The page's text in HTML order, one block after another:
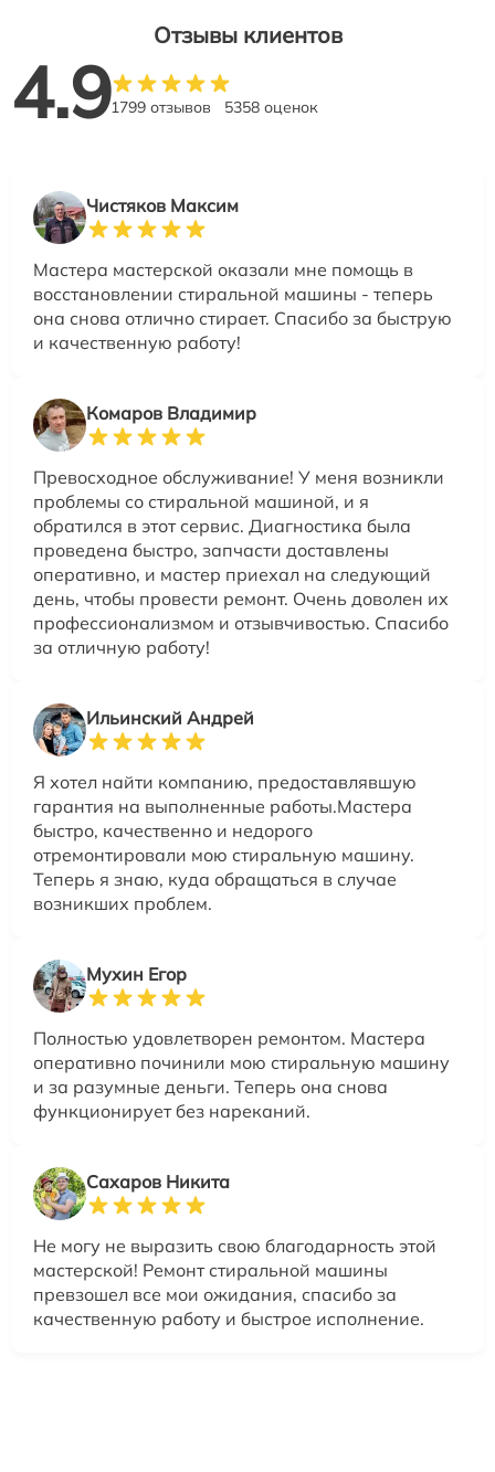
Отзывы клиентов
4.91799 отзывов 5358 оценок
Чистяков Максим
Мастера мастерской оказали мне помощь в
восстановлении стиральной машины - теперь
она снова отлично стирает. Спасибо за быструю
и качественную работу!
Комаров Владимир
Превосходное обслуживание! У меня возникли
проблемы со стиральной машиной, и я
обратился в этот сервис. Диагностика была
проведена быстро, запчасти доставлены
оперативно, и мастер приехал на следующий
день, чтобы провести ремонт. Очень доволен их
профессионализмом и отзывчивостью. Спасибо
за отличную работу!
Ильинский Андрей
Я хотел найти компанию, предоставлявшую
гарантия на выполненные работы.Мастера
быстро, качественно и недорого
отремонтировали мою стиральную машину.
Теперь я знаю, куда обращаться в случае
возникших проблем.
Мухин Егор
Полностью удовлетворен ремонтом. Мастера
оперативно починили мою стиральную машину
и за разумные деньги. Теперь она снова
функционирует без нареканий.
Сахаров Никита
Не могу не выразить свою благодарность этой
мастерской! Ремонт стиральной машины
превзошел все мои ожидания, спасибо за
качественную работу и быстрое исполнение.